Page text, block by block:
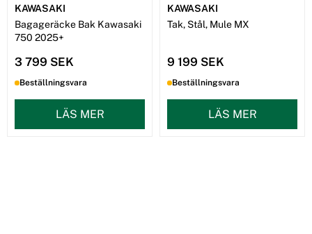
KAWASAKI
Bagageräcke Bak Kawasaki
750 2025+
3 799 SEK
Beställningsvara
LÄS MER
KAWASAKI
Tak, Stål, Mule MX
9 199 SEK
Beställningsvara
LÄS MER